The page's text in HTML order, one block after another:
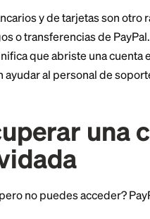
pistas de
correo que tengas la
pago, las alertas de
y revelan bajo qué
bancarios y de